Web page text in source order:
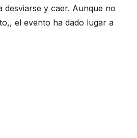
desviarse y caer. Aunque no
el evento ha dado lugar a